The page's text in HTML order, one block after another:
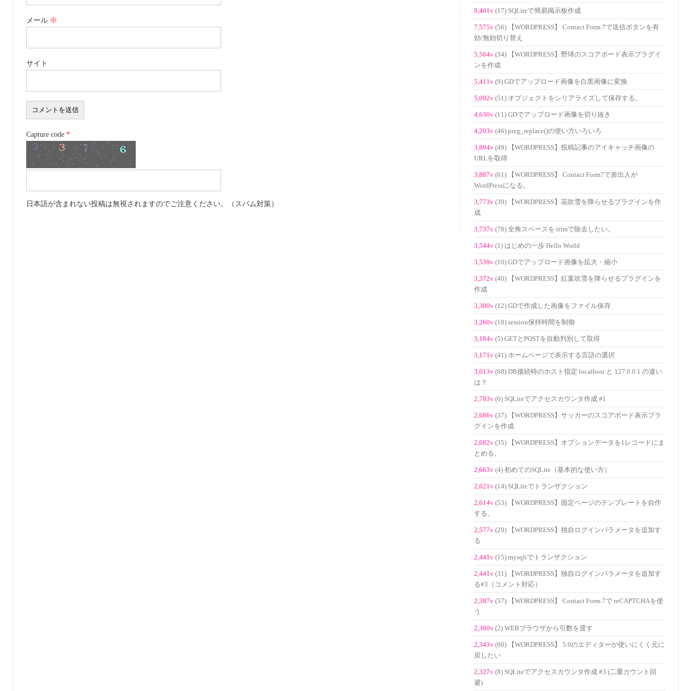
メール ※
サイト
Capture code *
日本語が含まれない投稿は無視されますのでご注意ください。（スパム対策）
9,461v (17) SQLiteで簡易掲示板作成
7,575v (56) 【WORDPRESS】 Contact Form 7で送信ボタンを有
効/無効切り替え
5,564v (34) 【WORDPRESS】野球のスコアボード表示プラグイ
ンを作成
5,411v (9) GDでアップロード画像を白黒画像に変換
5,092v (51) オブジェクトをシリアライズして保存する。
4,630v (11) GDでアップロード画像を切り抜き
4,203v (46) preg_replace()の使い方いろいろ
3,894v (49) 【WORDPRESS】投稿記事のアイキャッチ画像の
URLを取得
3,887v (61) 【WORDPRESS】 Contact Form7で差出人が
WordPressになる。
3,773v (39) 【WORDPRESS】花吹雪を降らせるプラグインを作
成
3,737v (78) 全角スペースを trimで除去したい。
3,544v (1) はじめの一歩 Hello World
3,539v (10) GDでアップロード画像を拡大・縮小
3,372v (40) 【WORDPRESS】紅葉吹雪を降らせるプラグインを
作成
3,300v (12) GDで作成した画像をファイル保存
3,260v (18) session保持時間を制御
3,184v (5) GETとPOSTを自動判別して取得
3,171v (41) ホームページで表示する言語の選択
3,013v (68) DB接続時のホスト指定 localhost と 127.0.0.1 の違い
は？
2,783v (6) SQLiteでアクセスカウンタ作成 #1
2,686v (37) 【WORDPRESS】サッカーのスコアボード表示プラ
グインを作成
2,682v (35) 【WORDPRESS】オプションデータを1レコードにま
とめる。
2,663v (4) 初めてのSQLite（基本的な使い方）
2,621v (14) SQLiteでトランザクション
2,614v (53) 【WORDPRESS】固定ページのテンプレートを自作
する。
2,577v (29) 【WORDPRESS】独自ログインパラメータを追加す
る
2,441v (15) mysqliでトランザクション
2,441v (31) 【WORDPRESS】独自ログインパラメータを追加す
る#3（コメント対応）
2,387v (57) 【WORDPRESS】 Contact Form 7で reCAPTCHAを使
う
2,360v (2) WEBブラウザから引数を渡す
2,343v (60) 【WORDPRESS】 5.0のエディターが使いにくく元に
戻したい
2,327v (8) SQLiteでアクセスカウンタ作成 #3 (二重カウント回
避)